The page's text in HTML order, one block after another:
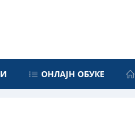
ОНЛАЈН ОБУКЕ